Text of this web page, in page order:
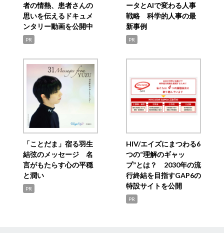
者の情熱、患者さんの
思いを伝えるドキュメ
ンタリー動画を公開中
PR
ータとAIで変わる人事
戦略 科学的人事の最
新事例
PR
「ことだま」宿る羽生
結弦のメッセージ 名
言がもたらす心の平穏
と潤い
PR
HIV/エイズにまつわる6
つの“理解のギャッ
プ”とは？ 2030年の流
行終結を目指すGAP6の
特設サイトを公開
PR